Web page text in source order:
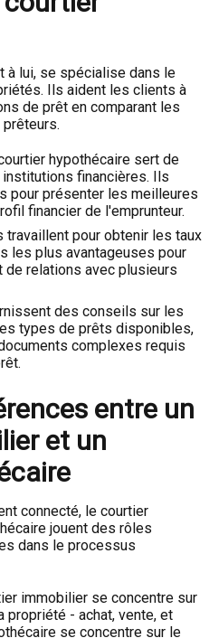
à lui, se spécialise dans le
Ils aident les clients à
de prêt en comparant les
hypothécaire sert de
financières. Ils
pour présenter les meilleures
financier de l'emprunteur.
travaillent pour obtenir les taux
les plus avantageuses pour
de relations avec plusieurs
des conseils sur les
types de prêts disponibles,
complexes requis
entre un
et un
connecté, le courtier
jouent des rôles
dans le processus
immobilier se concentre sur
propriété - achat, vente, et
se concentre sur le